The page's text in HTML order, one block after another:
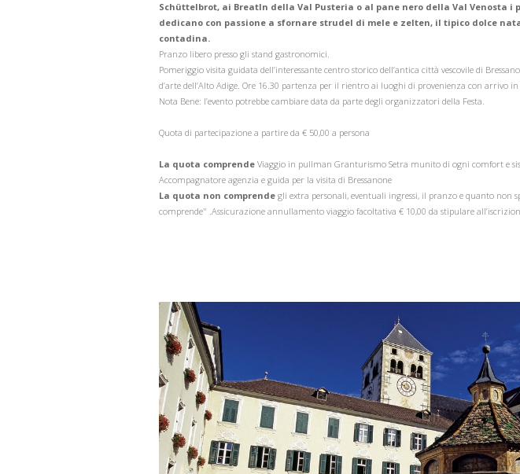
Schüttelbrot, ai Breatln della Val Pusteria o al pane nero della Val Venosta i
dedicano con passione a sfornare strudel di mele e zelten, il tipico dolce
contadina.
Pranzo libero presso gli stand gastronomici.
Pomeriggio visita guidata dell’interessante centro storico dell’antica città vescovile di
d’arte dell’Alto Adige. Ore 16.30 partenza per il rientro ai luoghi di provenienza con arrivo in
Nota Bene: l’evento potrebbe cambiare data da parte degli organizzatori della Festa.
Quota di partecipazione a partire da € 50,00 a persona
La quota comprende Viaggio in pullman Granturismo Setra munito di ogni comfort e
Accompagnatore agenzia e guida per la visita di Bressanone
La quota non comprende gli extra personali, eventuali ingressi, il pranzo e quanto non
comprende" .Assicurazione annullamento viaggio facoltativa € 10,00 da stipulare